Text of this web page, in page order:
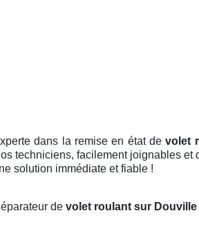
dans la remise en état devolet
techniciens, facilement joignables et
solution immédiate et fiable !
de volet roulant sur